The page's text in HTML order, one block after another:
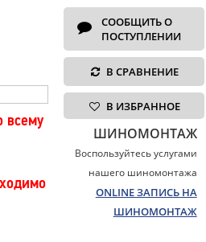
всему
СООБЩИТЬ О
ПОСТУПЛЕНИИ
В СРАВНЕНИЕ
В ИЗБРАННОЕ
ШИНОМОНТАЖ
Воспользуйтесь услугами
нашего шиномонтажа
ONLINE ЗАПИСЬ НА
ШИНОМОНТАЖ